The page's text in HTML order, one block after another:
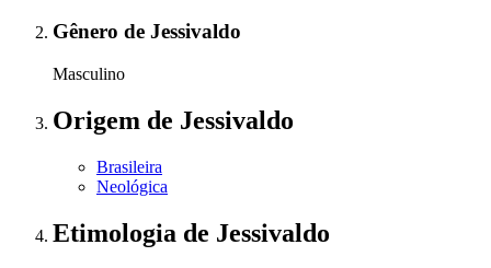
Gênero de Jessivaldo
Masculino
Origem de Jessivaldo
Brasileira
Neológica
Etimologia de Jessivaldo